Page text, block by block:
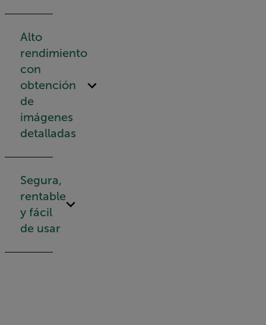
Alto
rendimiento
con
obtención
de
imágenes
detalladas
Segura,
rentable
y fácil
de usar